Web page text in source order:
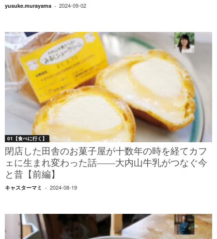
yusuke.murayama - 2024-09-02
01【食べに行く】
閉店した田舎のお菓子屋が十数年の時を経てカフ
ェに生まれ変わった話――大内山牛乳がつなぐ今
と昔【前編】
キャスターマミ - 2024-08-19